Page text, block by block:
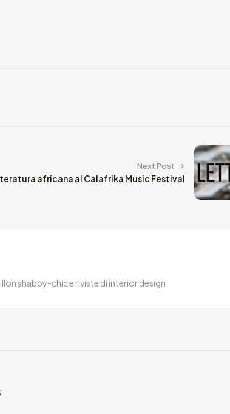
Next Post
africana al Calafrika Music Festival
shabby-chic e riviste di interior design.